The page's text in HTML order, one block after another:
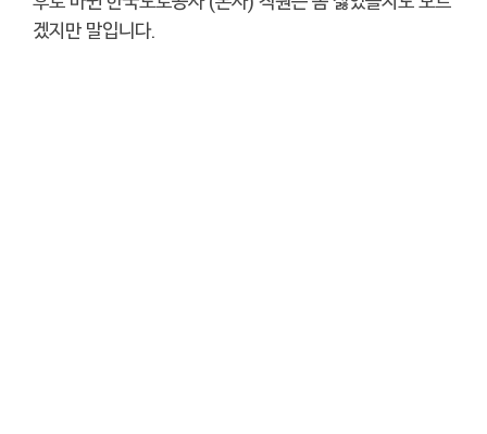
겠지만 말입니다.